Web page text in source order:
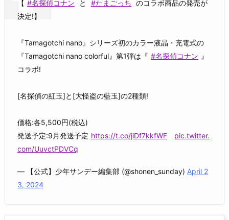
【 #名探偵コナン と #たまごっち のコラボ商品の発売が
決定!】
『Tamagotchi nano』シリーズ初のカラー液晶・充電式の
『Tamagotchi nano colorful』第1弾は『 #名探偵コナン 』
コラボ!
[名探偵の紅玉]と[大怪盗の藍玉]の2種類!
価格:各5,500円(税込)
発送予定:9月発送予定 https://t.co/jiDf7kkfWF
pic.twitter.
com/UuvctPDVCq
— 【公式】少年サンデー編集部 (@shonen_sunday) April 2
3, 2024